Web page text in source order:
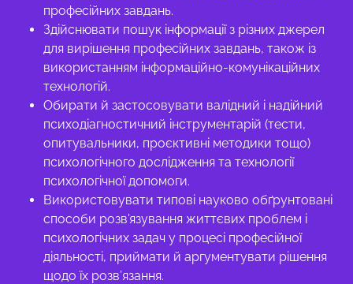
професійних завдань.
Здійснювати пошук інформації з різних джерел
для вирішення професійних завдань, також із
використанням інформаційно-комунікаційних
технологій.
Обирати й застосовувати валідний і надійний
психодіагностичний інструментарій (тести,
опитувальники, проєктивні методики тощо)
психологічного дослідження та технології
психологічної допомоги.
Використовувати типові науково обґрунтовані
способи розв'язування життєвих проблем і
психологічних задач у процесі професійної
діяльності, приймати й аргументувати рішення
щодо їх розв’язання.